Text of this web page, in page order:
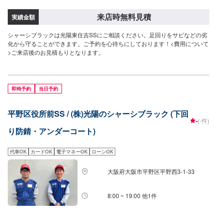
実績金額 来店時無料見積
シャーシブラックは光陽東住吉SSにご相談ください。足回りをサビなどの劣
化から守ることができます。ご予約を心待ちにしております！<費用について
>ご来店後のお見積もりとなります。
即時予約 当日予約
平野区役所前SS / (株)光陽のシャーシブラック (下回
り防錆・アンダーコート)
-(-件)
代車OK カードOK 電子マネーOK ローンOK
大阪府大阪市平野区平野西3-1-33
8:00 ~ 19:00 他1件